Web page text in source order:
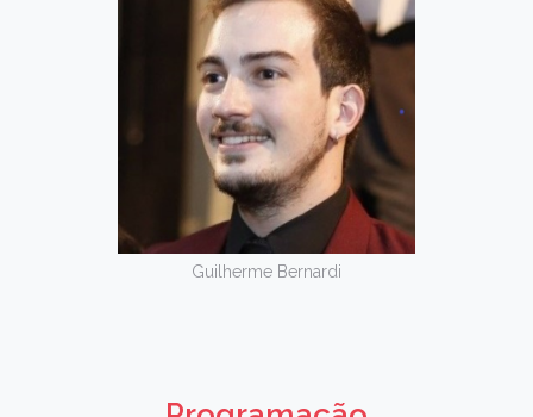
Guilherme Bernardi